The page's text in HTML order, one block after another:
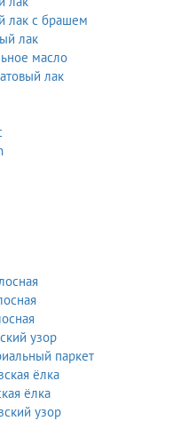
лак с брашем
лак
масло
лак
узор
паркет
ёлка
ёлка
узор